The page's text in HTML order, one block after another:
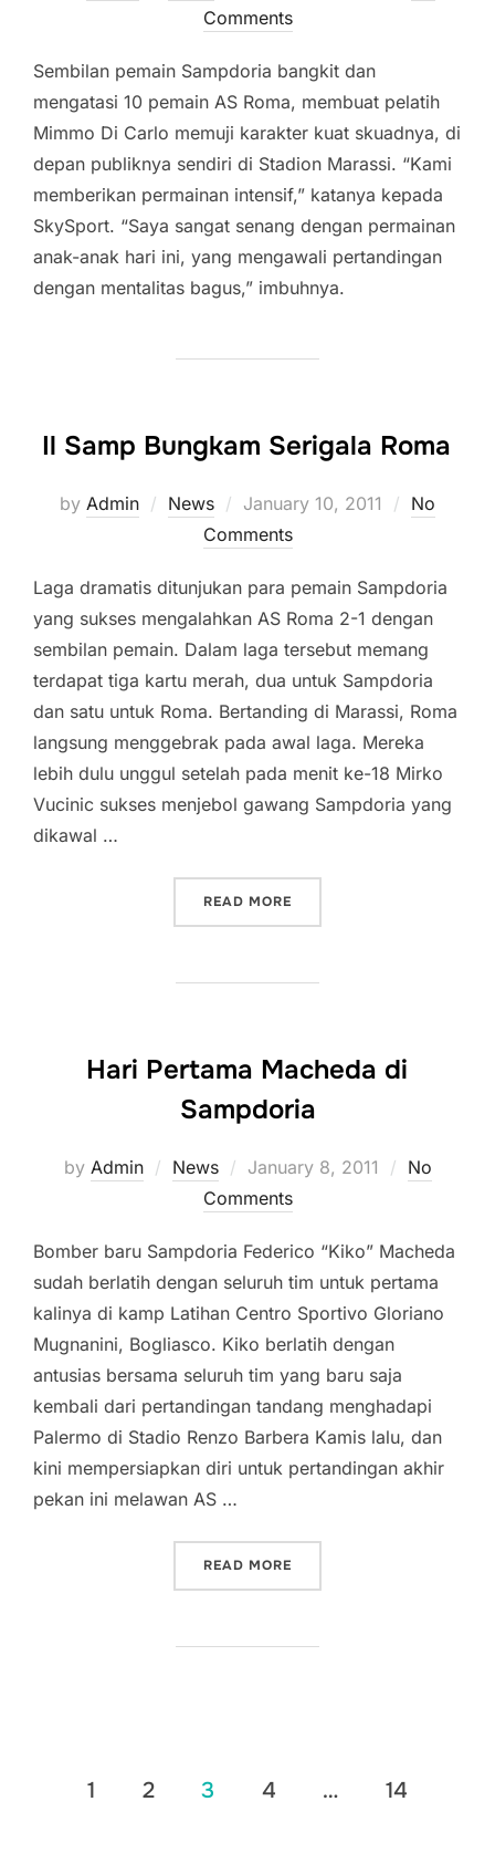
on
Comments
Sembilan pemain Sampdoria bangkit dan
mengatasi 10 pemain AS Roma, membuat pelatih
Mimmo Di Carlo memuji karakter kuat skuadnya, di
depan publiknya sendiri di Stadion Marassi. “Kami
memberikan permainan intensif,” katanya kepada
SkySport. “Saya sangat senang dengan permainan
anak-anak hari ini, yang mengawali pertandingan
dengan mentalitas bagus,” imbuhnya.
Il Samp Bungkam Serigala Roma
by Admin News
Posted
on
January 10, 2011
No
Comments
Laga dramatis ditunjukan para pemain Sampdoria
yang sukses mengalahkan AS Roma 2-1 dengan
sembilan pemain. Dalam laga tersebut memang
terdapat tiga kartu merah, dua untuk Sampdoria
dan satu untuk Roma. Bertanding di Marassi, Roma
langsung menggebrak pada awal laga. Mereka
lebih dulu unggul setelah pada menit ke-18 Mirko
Vucinic sukses menjebol gawang Sampdoria yang
dikawal …
READ MORE
Hari Pertama Macheda di
Sampdoria
by Admin News
Posted
on
January 8, 2011
No
Comments
Bomber baru Sampdoria Federico “Kiko” Macheda
sudah berlatih dengan seluruh tim untuk pertama
kalinya di kamp Latihan Centro Sportivo Gloriano
Mugnanini, Bogliasco. Kiko berlatih dengan
antusias bersama seluruh tim yang baru saja
kembali dari pertandingan tandang menghadapi
Palermo di Stadio Renzo Barbera Kamis lalu, dan
kini mempersiapkan diri untuk pertandingan akhir
pekan ini melawan AS …
READ MORE
Posts
1 2 3 4 … 14